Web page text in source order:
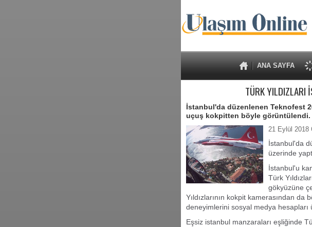
ANA SAYFA
TÜRK YILDIZLARI
İstanbul'da düzenlenen Teknofest
uçuş kokpitten böyle görüntülendi.
21 Eylül 2018
İstanbul'da
üzerinde
İstanbul'u
Türk
gökyüzüne
Yıldızlarının kokpit kamerasından da
deneyimlerini sosyal medya hesapları
Eşsiz istanbul manzaraları eşliğinde